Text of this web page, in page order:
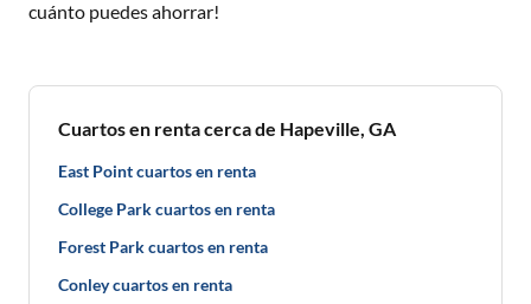
cuánto puedes ahorrar!
Cuartos en renta cerca de Hapeville, GA
East Point cuartos en renta
College Park cuartos en renta
Forest Park cuartos en renta
Conley cuartos en renta